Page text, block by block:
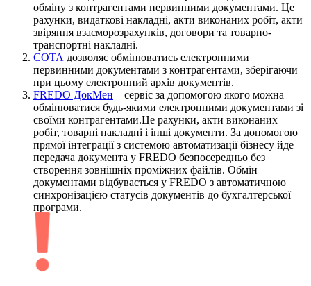
обміну з контрагентами первинними документами. Це
рахунки, видаткові накладні, акти виконаних робіт, акти
звіряння взаєморозрахунків, договори та товарно-
транспортні накладні.
СОТА дозволяє обмінюватись електронними
первинними документами з контрагентами, зберігаючи
при цьому електронний архів документів.
FREDO ДокМен – сервіс за допомогою якого можна
обмінюватися будь-якими електронними документами зі
своїми контрагентами.Це рахунки, акти виконаних
робіт, товарні накладні і інші документи. За допомогою
прямої інтеграції з системою автоматизації бізнесу йде
передача документа у FREDO безпосередньо без
створення зовнішніх проміжних файлів. Обмін
документами відбувається у FREDO з автоматичною
синхронізацією статусів документів до бухгалтерської
програми.